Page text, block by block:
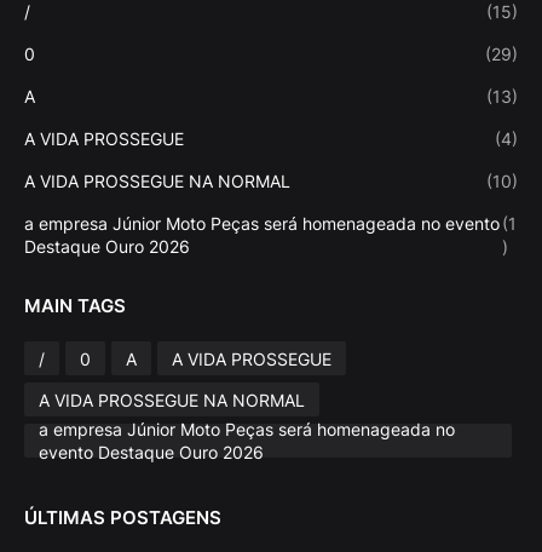
/ (15)
0 (29)
A (13)
A VIDA PROSSEGUE (4)
A VIDA PROSSEGUE NA NORMAL (10)
a empresa Júnior Moto Peças será homenageada no evento
Destaque Ouro 2026
(1
)
MAIN TAGS
/ 0 A
A VIDA PROSSEGUE
A VIDA PROSSEGUE NA NORMAL
a empresa Júnior Moto Peças será homenageada no
evento Destaque Ouro 2026
ÚLTIMAS POSTAGENS